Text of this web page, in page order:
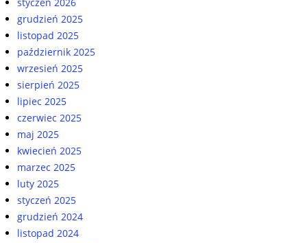
grudzień 2025
listopad 2025
październik 2025
wrzesień 2025
sierpień 2025
lipiec 2025
czerwiec 2025
maj 2025
kwiecień 2025
marzec 2025
luty 2025
styczeń 2025
grudzień 2024
listopad 2024